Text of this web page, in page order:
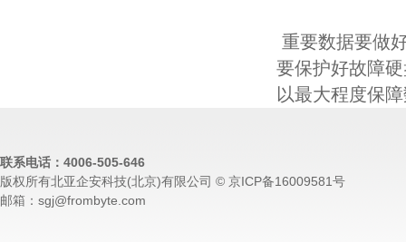
重要数据要做
要保护好故障
以最大程度保
联系电话：4006-505-646
版权所有北亚企安科技(北京)有限公司 © 京ICP备16009581号
邮箱：sgj@frombyte.com